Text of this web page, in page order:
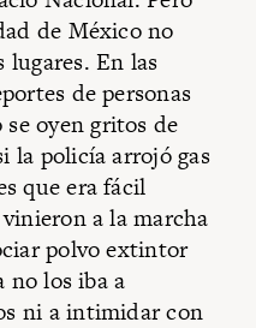
de México no
lugares. En las
de personas
se oyen gritos de
la policía arrojó gas
que era fácil
a la marcha
polvo extintor
no los iba a
ni a intimidar con